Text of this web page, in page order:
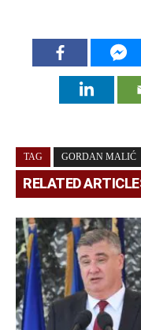
TAG GORDAN MALIĆ
RELATED